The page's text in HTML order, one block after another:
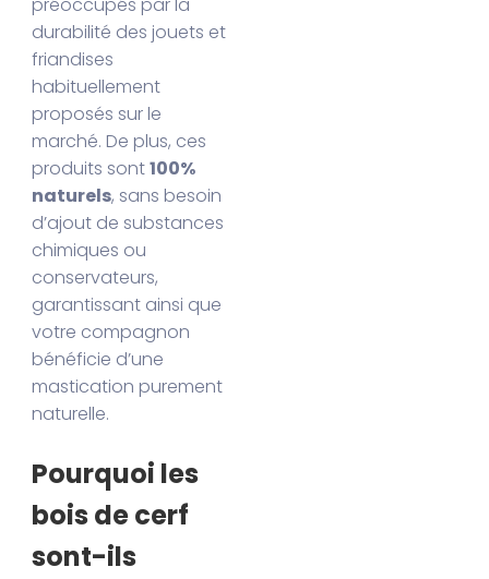
durabilité des jouets et
friandises
habituellement
proposés sur le
marché. De plus, ces
produits sont100%
naturels, sans besoin
d’ajout de substances
chimiques ou
conservateurs,
garantissant ainsi que
votre compagnon
bénéficie d’une
mastication purement
naturelle.
Pourquoi les
bois de cerf
sont-ils